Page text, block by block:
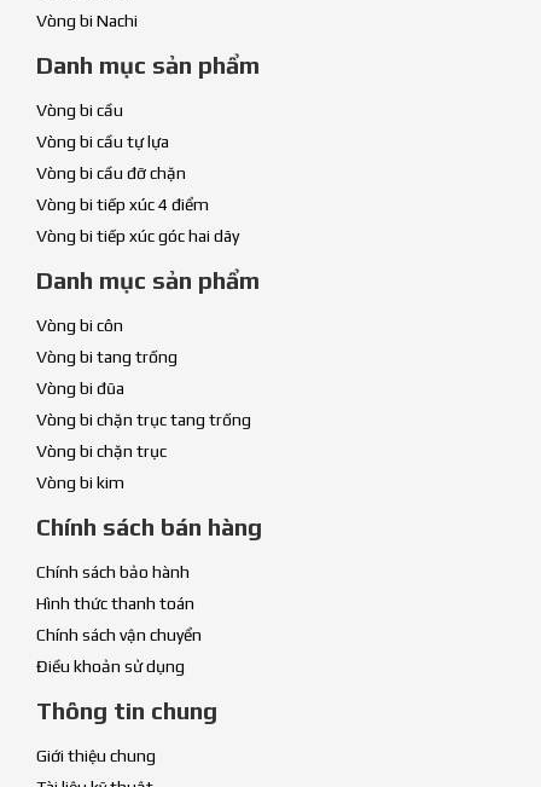
Vòng bi Nachi
Danh mục sản phẩm
Vòng bi cầu
Vòng bi cầu tự lựa
Vòng bi cầu đỡ chặn
Vòng bi tiếp xúc 4 điểm
Vòng bi tiếp xúc góc hai dãy
Danh mục sản phẩm
Vòng bi côn
Vòng bi tang trống
Vòng bi đũa
Vòng bi chặn trục tang trống
Vòng bi chặn trục
Vòng bi kim
Chính sách bán hàng
Chính sách bảo hành
Hình thức thanh toán
Chính sách vận chuyển
Điều khoản sử dụng
Thông tin chung
Giới thiệu chung